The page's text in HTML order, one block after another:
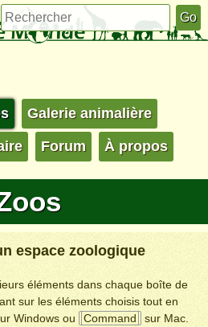
Galerie animalière
Forum À propos
espace zoologique
éléments dans chaque boîte de
sur les éléments choisis tout en
Windows ou Command
sur Mac.